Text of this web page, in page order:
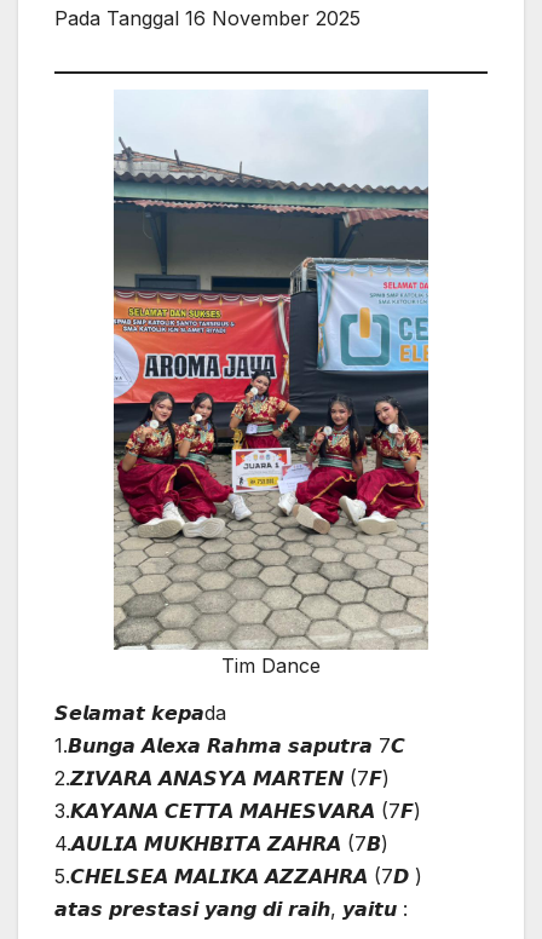
Pada Tanggal 16 November 2025
Tim Dance
𝙎𝙚𝙡𝙖𝙢𝙖𝙩 𝙠𝙚𝙥𝙖da
1.𝘽𝙪𝙣𝙜𝙖 𝘼𝙡𝙚𝙭𝙖 𝙍𝙖𝙝𝙢𝙖 𝙨𝙖𝙥𝙪𝙩𝙧𝙖 7𝘾
2.𝙕𝙄𝙑𝘼𝙍𝘼 𝘼𝙉𝘼𝙎𝙔𝘼 𝙈𝘼𝙍𝙏𝙀𝙉 (7𝙁)
3.𝙆𝘼𝙔𝘼𝙉𝘼 𝘾𝙀𝙏𝙏𝘼 𝙈𝘼𝙃𝙀𝙎𝙑𝘼𝙍𝘼 (7𝙁)
4.𝘼𝙐𝙇𝙄𝘼 𝙈𝙐𝙆𝙃𝘽𝙄𝙏𝘼 𝙕𝘼𝙃𝙍𝘼 (7𝘽)
5.𝘾𝙃𝙀𝙇𝙎𝙀𝘼 𝙈𝘼𝙇𝙄𝙆𝘼 𝘼𝙕𝙕𝘼𝙃𝙍𝘼 (7𝘿 )
𝙖𝙩𝙖𝙨 𝙥𝙧𝙚𝙨𝙩𝙖𝙨𝙞 𝙮𝙖𝙣𝙜 𝙙𝙞 𝙧𝙖𝙞𝙝, 𝙮𝙖𝙞𝙩𝙪 :